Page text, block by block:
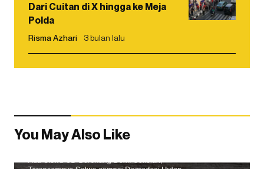
Dari Cuitan di X hingga ke Meja
Polda
Risma Azhari 3 bulan lalu
You May Also Like